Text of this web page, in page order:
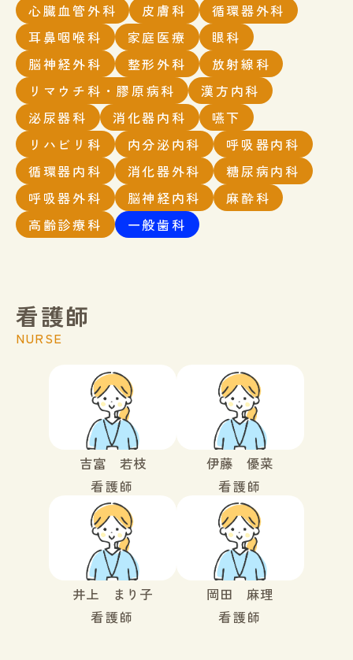
心臓血管外科
皮膚科
循環器外科
耳鼻咽喉科
家庭医療
眼科
脳神経外科
整形外科
放射線科
リマウチ科・膠原病科
漢方内科
泌尿器科
消化器内科
嚥下
リハビリ科
内分泌内科
呼吸器内科
循環器内科
消化器外科
糖尿病内科
呼吸器外科
脳神経内科
麻酔科
高齢診療科
一般歯科
看護師
NURSE
吉富 若枝
看護師
伊藤 優菜
看護師
井上 まり子
看護師
岡田 麻理
看護師